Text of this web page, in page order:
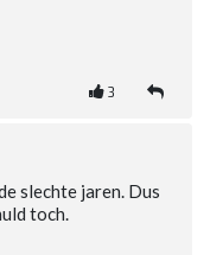
3
slechte jaren. Dus
toch.